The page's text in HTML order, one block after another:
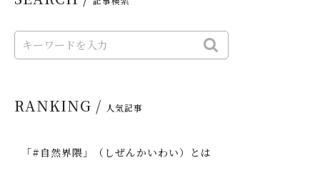
RANKING / 人気記事
「#自然界隈」（しぜんかいわい）とは